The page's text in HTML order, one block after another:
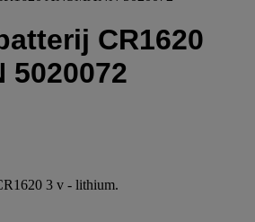
CR1620
5020072
3 v - lithium.